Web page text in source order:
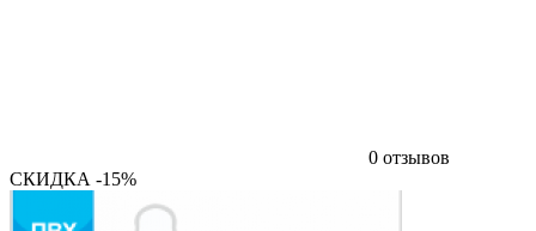
0 отзывов
СКИДКА -15%